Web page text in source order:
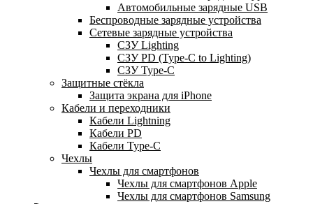
Автомобильные зарядные USB
Беспроводные зарядные устройства
Сетевые зарядные устройства
СЗУ Lighting
СЗУ PD (Type-C to Lighting)
СЗУ Type-C
Защитные стёкла
Защита экрана для iPhone
Кабели и переходники
Кабели Lightning
Кабели PD
Кабели Type-C
Чехлы
Чехлы для смартфонов
Чехлы для смартфонов Apple
Чехлы для смартфонов Samsung